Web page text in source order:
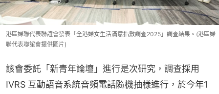
港區婦聯代表聯誼會發表「全港婦女生活滿意指數調查2025」調查結果。(港區婦
聯代表聯誼會提供圖片)
該會委託「新青年論壇」進行是次研究，調查採用
IVRS 互動語音系統音頻電話隨機抽樣進行，於今年1